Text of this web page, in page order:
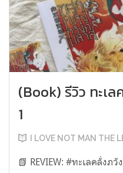
(Book) รีวิว ทะเ
1
I LOVE NOT MAN THE
📗 REVIEW: #ทะเลคลั่งภ